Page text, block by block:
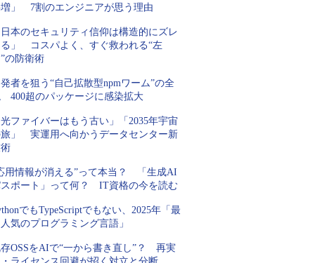
」 7割のエンジニアが思う理由
本のセキュリティ信仰は構造的にズレ
」 コスパよく、すぐ救われる“左
の防衛術
者を狙う“自己拡散型npmワーム”の全
400超のパッケージに感染拡大
ファイバーはもう古い」「2035年宇宙
」 実運用へ向かうデータセンター新
用情報が消える”って本当？ 「生成AI
ポート」って何？ IT資格の今を読む
でもTypeScriptでもない、2025年「最
気のプログラミング言語」
OSSをAIで“一から書き直し”？ 再実